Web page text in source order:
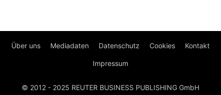
Über uns Mediadaten Datenschutz Cookies Kontakt
Impressum
© 2012 - 2025 REUTER BUSINESS PUBLISHING GmbH